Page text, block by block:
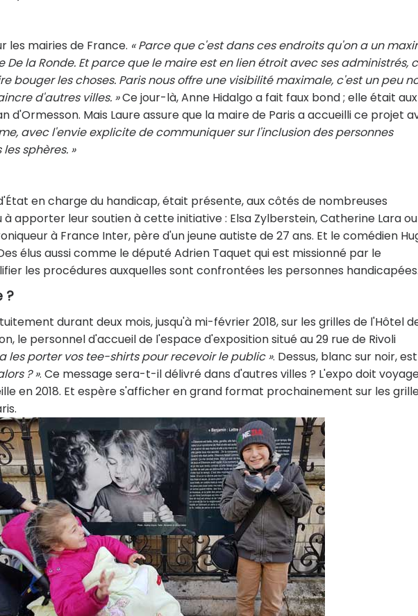
les mairies de France. « Parce que c'est dans ces endroits qu'on a un
De la Ronde. Et parce que le maire est en lien étroit avec ses administrés,
bouger les choses. Paris nous offre une visibilité maximale, c'est un peu
d'autres villes. »Ce jour-là, Anne Hidalgo a fait faux bond ; elle était aux
d'Ormesson. Mais Laure assure que la maire de Paris a accueilli ce projet
avec l'envie explicite de communiquer sur l'inclusion des personnes
sphères. »
en charge du handicap, était présente, aux côtés de nombreuses
apporter leur soutien à cette initiative : Elsa Zylberstein, Catherine Lara ou
à France Inter, père d'un jeune autiste de 27 ans. Et le comédien
élus aussi comme le député Adrien Taquet qui est missionné par le
les procédures auxquelles sont confrontées les personnes
?
durant deux mois, jusqu'à mi-février 2018, sur les grilles de l'Hôtel
le personnel d'accueil de l'espace d'exposition situé au 29 rue de Rivoli
les porter vos tee-shirts pour recevoir le public ». Dessus, blanc sur noir, est
? ». Ce message sera-t-il délivré dans d'autres villes ? L'expo doit
en 2018. Et espère s'afficher en grand format prochainement sur les